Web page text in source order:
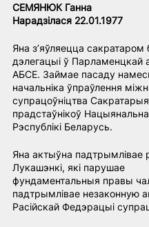
СЕМЯНЮК Ганна
Нарадзілася 22.01.1977
Яна з’яўляецца сакратаром
дэлегацыі ў Парламенцкай
АБСЕ. Займае пасаду
начальніка ўпраўлення
супрацоўніцтва
прадстаўнікоў
Рэспублікі Беларусь.
Яна актыўна
Лукашэнкі, які парушае
фундаментальныя правы
падтрымлівае незаконную
Расійскай Федэрацыі